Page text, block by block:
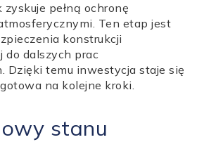
pełną ochronę
Ten etap jest
konstrukcji
do dalszych prac
Dzięki temu inwestycja staje się
na kolejne kroki.
stanu